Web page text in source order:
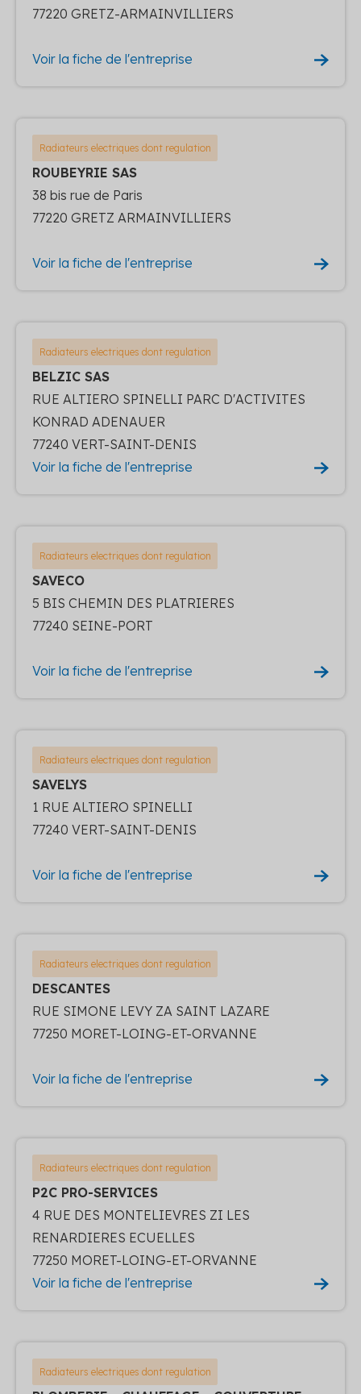
77220 GRETZ-ARMAINVILLIERS
Voir la fiche de l'entreprise
Radiateurs electriques dont regulation
ROUBEYRIE SAS
38 bis rue de Paris
77220 GRETZ ARMAINVILLIERS
Voir la fiche de l'entreprise
Radiateurs electriques dont regulation
BELZIC SAS
RUE ALTIERO SPINELLI PARC D'ACTIVITES
KONRAD ADENAUER
77240 VERT-SAINT-DENIS
Voir la fiche de l'entreprise
Radiateurs electriques dont regulation
SAVECO
5 BIS CHEMIN DES PLATRIERES
77240 SEINE-PORT
Voir la fiche de l'entreprise
Radiateurs electriques dont regulation
SAVELYS
1 RUE ALTIERO SPINELLI
77240 VERT-SAINT-DENIS
Voir la fiche de l'entreprise
Radiateurs electriques dont regulation
DESCANTES
RUE SIMONE LEVY ZA SAINT LAZARE
77250 MORET-LOING-ET-ORVANNE
Voir la fiche de l'entreprise
Radiateurs electriques dont regulation
P2C PRO-SERVICES
4 RUE DES MONTELIEVRES ZI LES
RENARDIERES ECUELLES
77250 MORET-LOING-ET-ORVANNE
Voir la fiche de l'entreprise
Radiateurs electriques dont regulation